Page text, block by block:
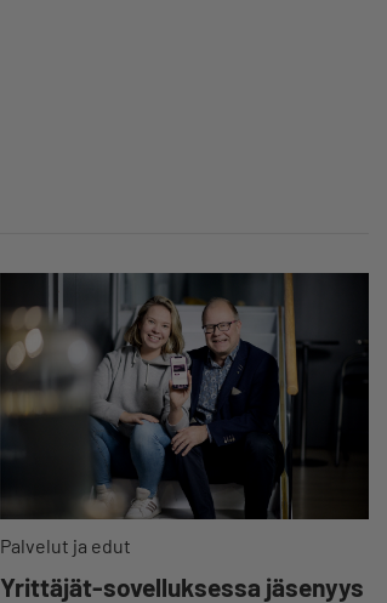
Palvelut ja edut
Yrittäjät-sovelluksessa jäsenyys